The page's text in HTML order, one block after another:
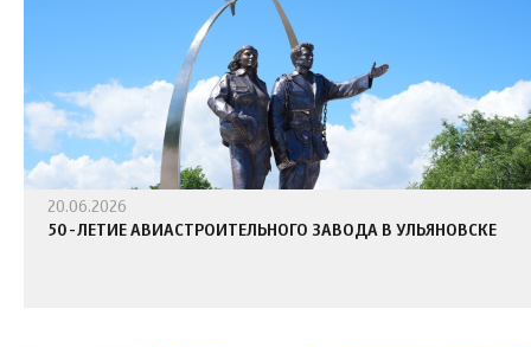
20.06.2026
50-ЛЕТИЕ АВИАСТРОИТЕЛЬНОГО ЗАВОДА В УЛЬЯНОВСКЕ